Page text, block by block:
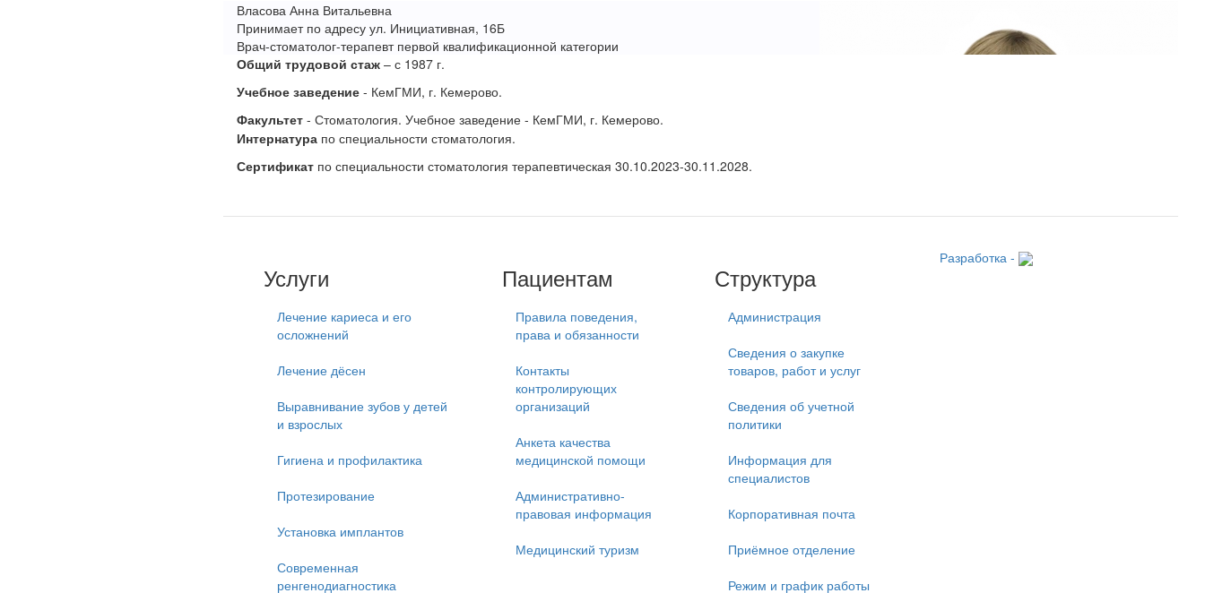
Власова Анна Витальевна
Принимает по адресу ул. Инициативная, 16Б
Врач-стоматолог-терапевт первой квалификационной категории
Общий трудовой стаж – с 1987 г.
Учебное заведение - КемГМИ, г. Кемерово.
Факультет - Стоматология. Учебное заведение - КемГМИ, г. Кемерово.
Интернатура по специальности стоматология.
Сертификат по специальности стоматология терапевтическая 30.10.2023-30.11.2028.
Услуги
Лечение кариеса и его
осложнений
Лечение дёсен
Выравнивание зубов у детей
и взрослых
Гигиена и профилактика
Протезирование
Установка имплантов
Современная
ренгенодиагностика
Пациентам
Правила поведения,
права и обязанности
Контакты
контролирующих
организаций
Анкета качества
медицинской помощи
Административно-
правовая информация
Медицинский туризм
Структура
Администрация
Сведения о закупке
товаров, работ и услуг
Сведения об учетной
политики
Информация для
специалистов
Корпоративная почта
Приёмное отделение
Режим и график работы
Разработка -